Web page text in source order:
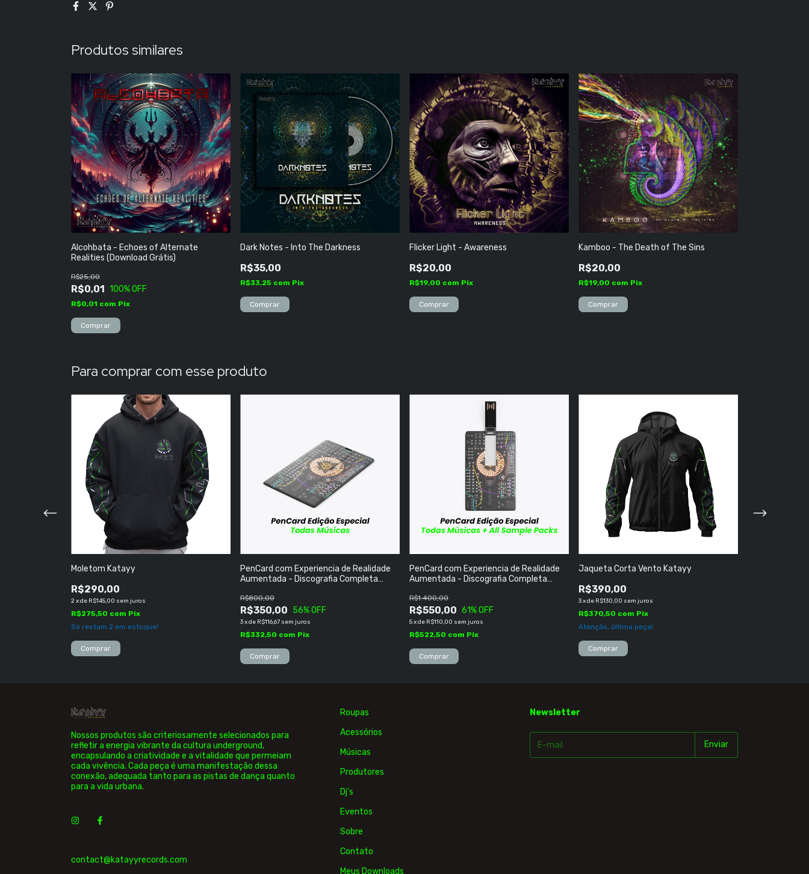
Produtos similares
Alcohbata - Echoes of Alternate
Realities (Download Grátis)
R$0,01
R$25,00
100% OFF
R$0,01 com Pix
Dark Notes - Into The Darkness
R$35,00
R$33,25 com Pix
Flicker Light - Awareness
R$20,00
R$19,00 com Pix
Kamboo - The Death of The Sins
R$20,00
R$19,00 com Pix
Para comprar com esse produto
Moletom Katayy
R$290,00
2xde R$145,00 sem juros
R$275,50 com Pix
Só restam 2 em estoque!
Comprar
PenCard com Experiencia de Realidade
Aumentada - Discografia Completa
R$350,00
R$800,00
56% OFF
3xde R$116,67 sem juros
R$332,50 com Pix
PenCard com Experiencia de Realidade
Aumentada - Discografia Completa
R$550,00
R$1.400,00
61% OFF
5xde R$110,00 sem juros
R$522,50 com Pix
Jaqueta Corta Vento Katayy
R$390,00
3xde R$130,00 sem juros
R$370,50 com Pix
Atenção, última peça!
Comprar
Nossos produtos são criteriosamente selecionados para
refletir a energia vibrante da cultura underground,
encapsulando a criatividade e a vitalidade que permeiam
cada vivência. Cada peça é uma manifestação dessa
conexão, adequada tanto para as pistas de dança quanto
para a vida urbana.
contact@katayyrecords.com
Roupas
Acessórios
Músicas
Produtores
Dj's
Eventos
Sobre
Contato
Meus Downloads
Newsletter